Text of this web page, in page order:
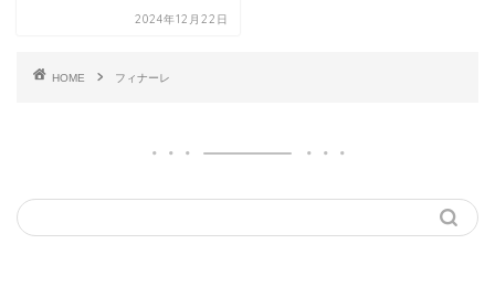
2024年12月22日
HOME フィナーレ